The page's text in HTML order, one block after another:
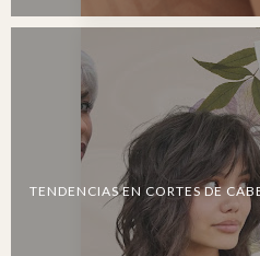
TENDENCIAS EN CORTES DE